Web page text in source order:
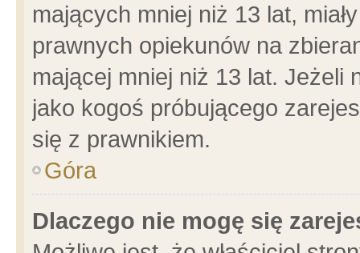
mających mniej niż 13 lat,
prawnych opiekunów na
mającej mniej niż 13 lat. Jeżeli
jako kogoś próbującego
się z prawnikiem.
Góra
Dlaczego nie mogę się